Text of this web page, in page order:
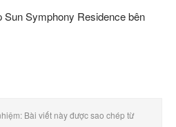
Sun Symphony Residence bên
Bài viết này được sao chép từ